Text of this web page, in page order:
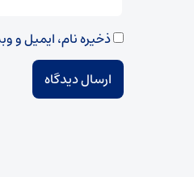
ذخیره نام، ایمیل و